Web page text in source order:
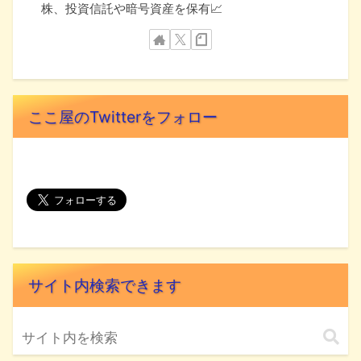
株、投資信託や暗号資産を保有📈
ここ屋のTwitterをフォロー
サイト内検索できます